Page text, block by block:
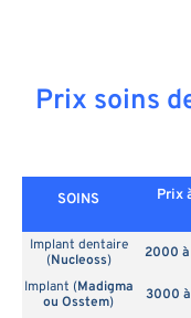
Prix soins
SOINS Prix
Implant dentaire
(Nucleoss) 2000
Implant (Madigma
ou Osstem) 3000